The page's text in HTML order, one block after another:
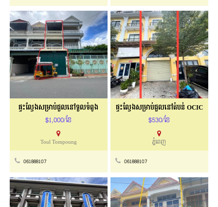
ផ្ទះល្វែងសម្រាប់ជួលនៅទួលទំពូង
$1,000/ខែ
Toul Tompoung
061888107
ផ្ទះល្វែងសម្រាប់ជួលនៅតំបន់ OCIC
$530/ខែ
ភ្នំពេញ
061888107